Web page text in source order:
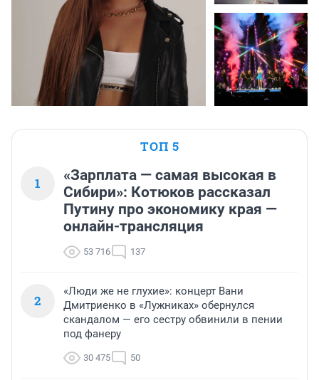
ТОП 5
1
«Зарплата — самая высокая в
Сибири»: Котюков рассказал
Путину про экономику края —
онлайн-трансляция
53 716 137
2
«Люди же не глухие»: концерт Вани
Дмитриенко в «Лужниках» обернулся
скандалом — его сестру обвинили в пении
под фанеру
30 475 50